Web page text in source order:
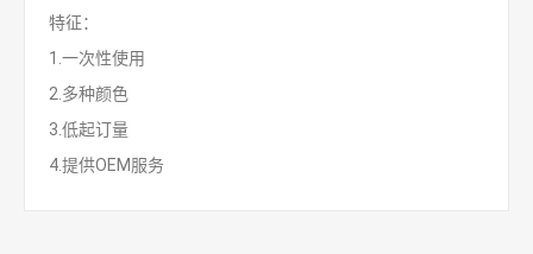
特征：
1.一次性使用
2.多种颜色
3.低起订量
4.提供OEM服务